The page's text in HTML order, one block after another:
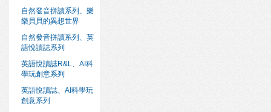
自然發音拼讀系列、樂
樂貝貝的異想世界
自然發音拼讀系列、英
語悅讀誌系列
英語悅讀誌R&L、AI科
學玩創意系列
英語悅讀誌、AI科學玩
創意系列